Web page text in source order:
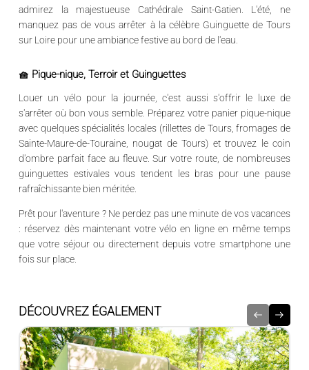
admirez la majestueuse Cathédrale Saint-Gatien. L'été, ne
manquez pas de vous arrêter à la célèbre Guinguette de Tours
sur Loirepour une ambiance festive au bord de l'eau.
🧺 Pique-nique, Terroir et Guinguettes
Louer un vélo pour la journée, c'est aussi s'offrir le luxe de
s'arrêter où bon vous semble. Préparez votre panier pique-nique
avec quelques spécialités locales (rillettes de Tours, fromages de
Sainte-Maure-de-Touraine, nougat de Tours) et trouvez le coin
d'ombre parfait face au fleuve. Sur votre route, de nombreuses
guinguettes estivales vous tendent les bras pour une pause
rafraîchissante bien méritée.
Prêt pour l'aventure ?Ne perdez pas une minute de vos vacances
: réservez dès maintenant votre vélo en ligne en même temps
que votre séjour ou directement depuis votre smartphone une
fois sur place.
DÉCOUVREZ ÉGALEMENT